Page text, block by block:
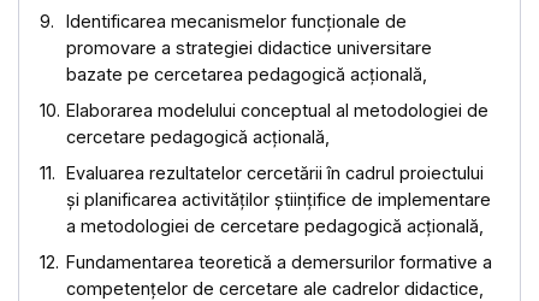
Identificarea mecanismelor funcționale de
promovare a strategiei didactice universitare
bazate pe cercetarea pedagogică acțională,
Elaborarea modelului conceptual al metodologiei de
cercetare pedagogică acțională,
Evaluarea rezultatelor cercetării în cadrul proiectului
și planificarea activităților științifice de implementare
a metodologiei de cercetare pedagogică acțională,
Fundamentarea teoretică a demersurilor formative a
competențelor de cercetare ale cadrelor didactice,